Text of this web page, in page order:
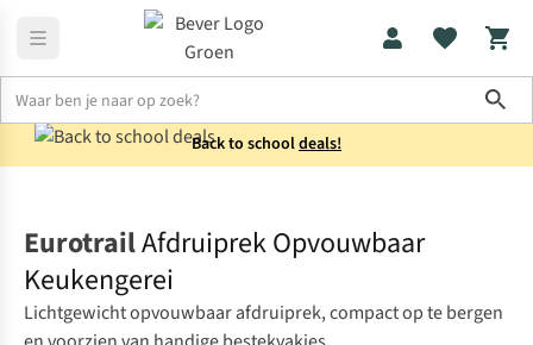
Back to schooldeals!
EurotrailAfdruiprek Opvouwbaar
Keukengerei
Lichtgewicht opvouwbaar afdruiprek, compact op te bergen